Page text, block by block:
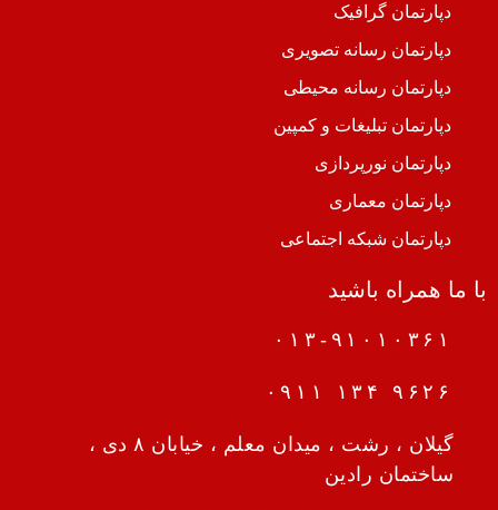
دپارتمان گرافیک
دپارتمان رسانه تصویری
دپارتمان رسانه محیطی
دپارتمان تبلیغات و کمپین
دپارتمان نورپردازی
دپارتمان معماری
دپارتمان شبکه اجتماعی
با ما همراه باشید
۰۱۳-۹۱۰۱۰۳۶۱
۹۶۲۶ ۱۳۴ ۰۹۱۱
گیلان ، رشت ، میدان معلم ، خیابان ۸ دی ،
ساختمان رادین